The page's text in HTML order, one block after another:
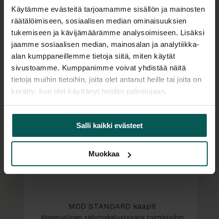
Käytämme evästeitä tarjoamamme sisällön ja mainosten
räätälöimiseen, sosiaalisen median ominaisuuksien
tukemiseen ja kävijämäärämme analysoimiseen. Lisäksi
jaamme sosiaalisen median, mainosalan ja analytiikka-
alan kumppaneillemme tietoja siitä, miten käytät
sivustoamme. Kumppanimme voivat yhdistää näitä
tietoja muihin tietoihin, joita olet antanut heille tai joita on
kerätty, kun olet käyttänyt heidän palvelujaan.
Salli kaikki evästeet
Muokkaa
irrotettavat kaukalot helpottavat käyttöä ja
huoltoa, ja laatikon vapaa seisova muoto
mahdollistaa sen sijoittamisen monenlaisiin tiloihin.
Tuoteperhe
MDD STANDARD kaapit
Monipuolinen säilytyskalustesarja toimistoihin